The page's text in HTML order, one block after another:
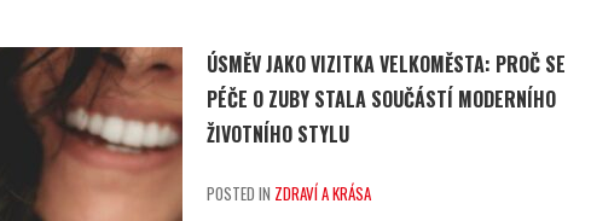
ÚSMĚV JAKO VIZITKA VELKOMĚSTA: PROČ SE
PÉČE O ZUBY STALA SOUČÁSTÍ MODERNÍHO
ŽIVOTNÍHO STYLU
POSTED IN ZDRAVÍ A KRÁSA